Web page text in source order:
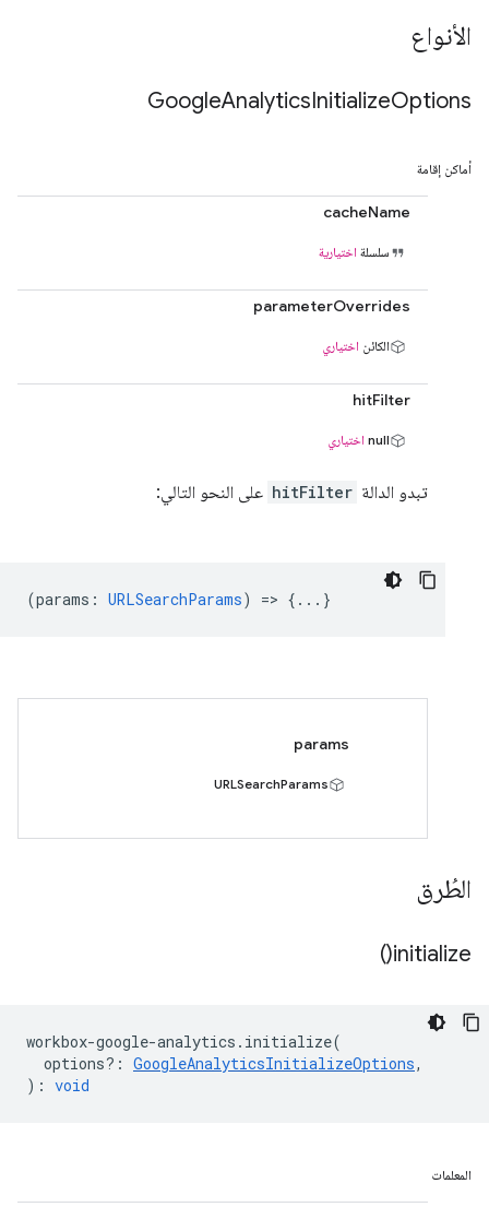
الأنواع
GoogleAnalyticsInitializeOptions
أماكن إقامة
cacheName
سلسلة اختيارية
parameterOverrides
الكائن اختياري
hitFilter
null اختياري
تبدو الدالة hitFilter على النحو التالي:
(params : URLSearchParams) => {...}
params
URLSearchParams
الطُرق
initialize(
)
workbox-google-analytics . initialize(
options? : GoogleAnalyticsInitializeOptions,
) : void
المعلمات